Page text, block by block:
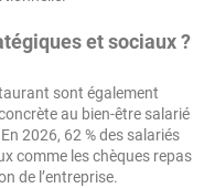
et sociaux ?
sont également
au bien-être salarié
2026, 62 % des salariés
comme les chèques repas
de l’entreprise.